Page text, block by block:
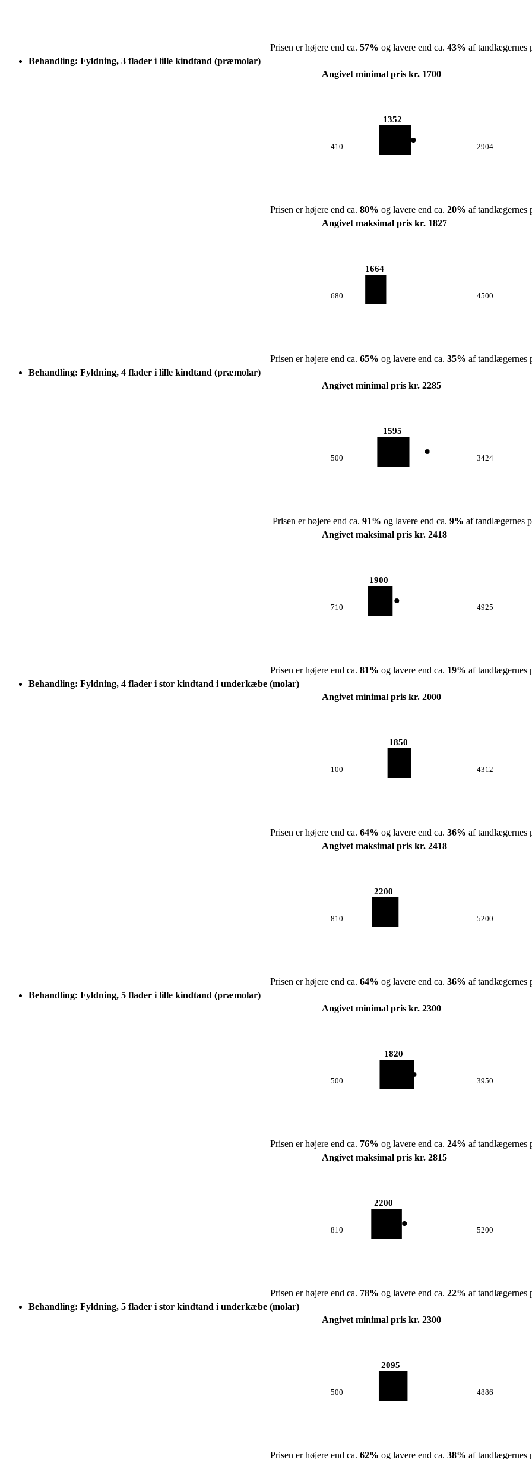
Prisen er højere end ca. 57% og lavere end ca. 43% af tandlægernes
Behandling: Fyldning, 3 flader i lille kindtand (præmolar)
Angivet minimal pris kr. 1700
410
1352
2904
Prisen er højere end ca. 80% og lavere end ca. 20% af tandlægernes
Angivet maksimal pris kr. 1827
680
1664
4500
Prisen er højere end ca. 65% og lavere end ca. 35% af tandlægernes
Behandling: Fyldning, 4 flader i lille kindtand (præmolar)
Angivet minimal pris kr. 2285
500
1595
3424
Prisen er højere end ca. 91% og lavere end ca. 9% af tandlægernes
Angivet maksimal pris kr. 2418
710
1900
4925
Prisen er højere end ca. 81% og lavere end ca. 19% af tandlægernes
Behandling: Fyldning, 4 flader i stor kindtand i underkæbe (molar)
Angivet minimal pris kr. 2000
100
1850
4312
Prisen er højere end ca. 64% og lavere end ca. 36% af tandlægernes
Angivet maksimal pris kr. 2418
810
2200
5200
Prisen er højere end ca. 64% og lavere end ca. 36% af tandlægernes
Behandling: Fyldning, 5 flader i lille kindtand (præmolar)
Angivet minimal pris kr. 2300
500
1820
3950
Prisen er højere end ca. 76% og lavere end ca. 24% af tandlægernes
Angivet maksimal pris kr. 2815
810
2200
5200
Prisen er højere end ca. 78% og lavere end ca. 22% af tandlægernes
Behandling: Fyldning, 5 flader i stor kindtand i underkæbe (molar)
Angivet minimal pris kr. 2300
500
2095
4886
Prisen er højere end ca. 62% og lavere end ca. 38% af tandlægernes